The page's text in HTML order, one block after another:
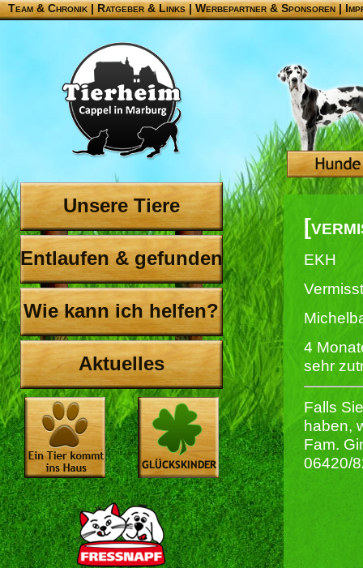
Team & Chronik |Ratgeber & Links|Werbepartner & Sponsoren|
Unsere Tiere
Entlaufen & gefunden
Wie kann ich helfen?
Aktuelles
EKH
4
sehr
Falls
haben,
Fam.
06420/